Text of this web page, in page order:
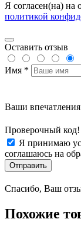
Я согласен(на) на
политикой
Оставить отзыв
Имя *
Ваши
Проверочный
Я принимаю
соглашаюсь на
Отправить
Спасибо, Ваш
Похожие